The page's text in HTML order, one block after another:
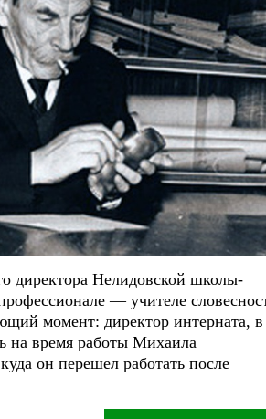
директора Нелидовской школы-
— учителе
момент: директор интерната, в
на время работы Михаила
он перешел работать после